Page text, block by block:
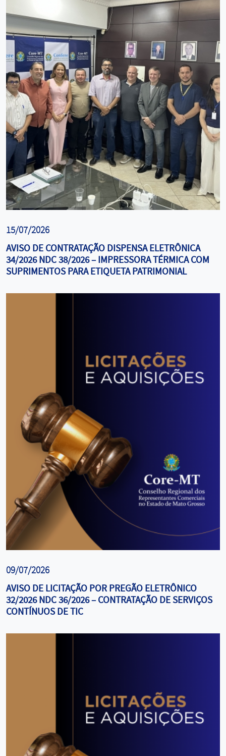
15/07/2026
AVISO DE CONTRATAÇÃO DISPENSA ELETRÔNICA
34/2026 NDC 38/2026 – IMPRESSORA TÉRMICA COM
SUPRIMENTOS PARA ETIQUETA PATRIMONIAL
09/07/2026
AVISO DE LICITAÇÃO POR PREGÃO ELETRÔNICO
32/2026 NDC 36/2026 – CONTRATAÇÃO DE SERVIÇOS
CONTÍNUOS DE TIC